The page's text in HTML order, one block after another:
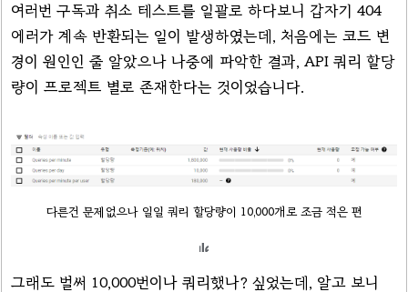
여러번 구독과 취소 테스트를 일괄로 하다보니 갑자기 404
에러가 계속 반환되는 일이 발생하였는데, 처음에는 코드 변
경이 원인인 줄 알았으나 나중에 파악한 결과, API 쿼리 할당
량이 프로젝트 별로 존재한다는 것이었습니다.
다른건 문제없으나 일일 쿼리 할당량이 10,000개로 조금 적은 편
그래도 벌써 10,000번이나 쿼리했나? 싶었는데, 알고 보니